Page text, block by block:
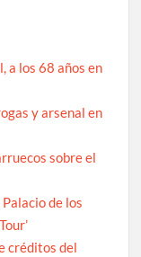
a los 68 años en
y arsenal en
sobre el
de los
créditos del